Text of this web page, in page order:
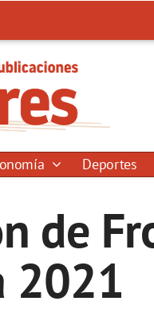
Deportes
de
2021